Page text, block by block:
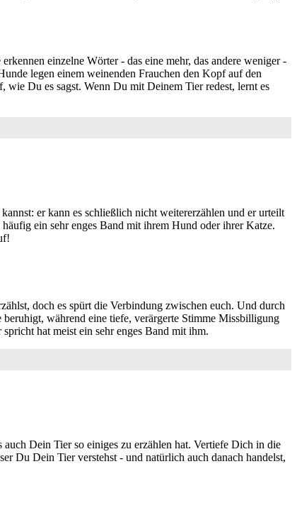
einzelne Wörter - das eine mehr, das andere weniger -
legen einem weinenden Frauchen den Kopf auf den
wie Du es sagst. Wenn Du mit Deinem Tier redest, lernt es
er kann es schließlich nicht weitererzählen und er urteilt
ein sehr enges Band mit ihrem Hund oder ihrer Katze.
doch es spürt die Verbindung zwischen euch. Und durch
während eine tiefe, verärgerte Stimme Missbilligung
hat meist ein sehr enges Band mit ihm.
Dein Tier so einiges zu erzählen hat. Vertiefe Dich in die
Du Dein Tier verstehst - und natürlich auch danach handelst,